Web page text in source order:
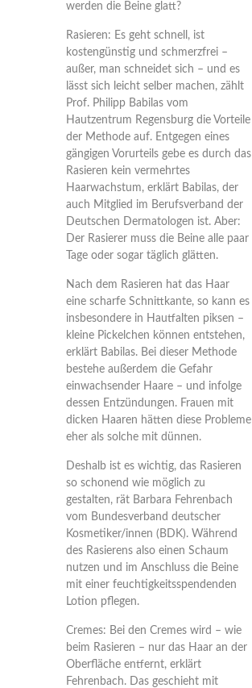
werden die Beine glatt?
Rasieren: Es geht schnell, ist
kostengünstig und schmerzfrei –
außer, man schneidet sich – und es
lässt sich leicht selber machen, zählt
Prof. Philipp Babilas vom
Hautzentrum Regensburg die Vorteile
der Methode auf. Entgegen eines
gängigen Vorurteils gebe es durch das
Rasieren kein vermehrtes
Haarwachstum, erklärt Babilas, der
auch Mitglied im Berufsverband der
Deutschen Dermatologen ist. Aber:
Der Rasierer muss die Beine alle paar
Tage oder sogar täglich glätten.
Nach dem Rasieren hat das Haar
eine scharfe Schnittkante, so kann es
insbesondere in Hautfalten piksen –
kleine Pickelchen können entstehen,
erklärt Babilas. Bei dieser Methode
bestehe außerdem die Gefahr
einwachsender Haare – und infolge
dessen Entzündungen. Frauen mit
dicken Haaren hätten diese Probleme
eher als solche mit dünnen.
Deshalb ist es wichtig, das Rasieren
so schonend wie möglich zu
gestalten, rät Barbara Fehrenbach
vom Bundesverband deutscher
Kosmetiker/innen (BDK). Während
des Rasierens also einen Schaum
nutzen und im Anschluss die Beine
mit einer feuchtigkeitsspendenden
Lotion pflegen.
Cremes: Bei den Cremes wird – wie
beim Rasieren – nur das Haar an der
Oberfläche entfernt, erklärt
Fehrenbach. Das geschieht mit